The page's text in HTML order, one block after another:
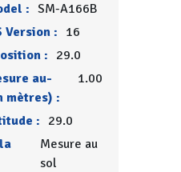
: SM-A166B
Version : 16
: 29.0
au-
mètres) :
1.00
: 29.0
Mesure au
sol